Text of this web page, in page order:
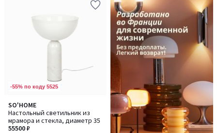
-55% по коду 5525
SO'HOME
Настольный светильник из
мрамора и стекла, диаметр 35
55500 ₽